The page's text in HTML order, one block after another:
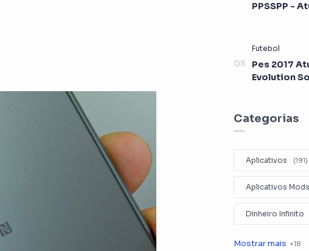
PPSSPP -
Pes 2017
Evolution
Categorias
Aplicativos
Aplicativos Mods
Dinheiro Infinito
Editar Videos